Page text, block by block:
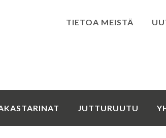
TIETOA MEISTÄ
JUTTURUUTU